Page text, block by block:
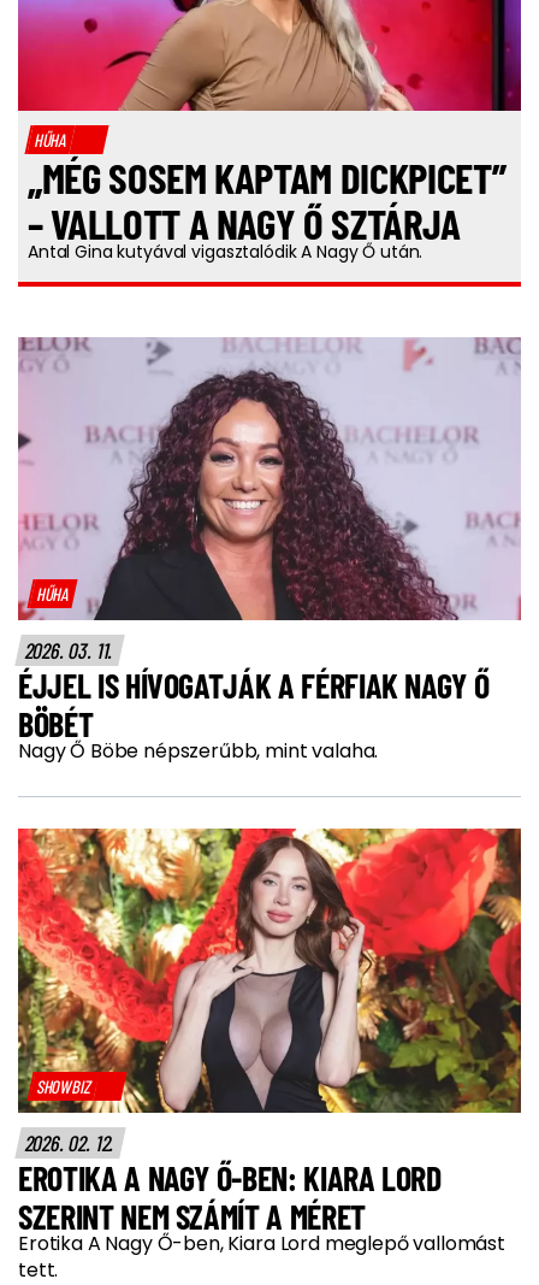
HŰHA
„MÉG SOSEM KAPTAM DICKPICET”
– VALLOTT A NAGY Ő SZTÁRJA
Antal Gina kutyával vigasztalódik A Nagy Ő után.
HŰHA
2026. 03. 11.
ÉJJEL IS HÍVOGATJÁK A FÉRFIAK NAGY Ő
BÖBÉT
Nagy Ő Böbe népszerűbb, mint valaha.
SHOWBIZ
2026. 02. 12.
EROTIKA A NAGY Ő-BEN: KIARA LORD
SZERINT NEM SZÁMÍT A MÉRET
Erotika A Nagy Ő-ben, Kiara Lord meglepő vallomást
tett.